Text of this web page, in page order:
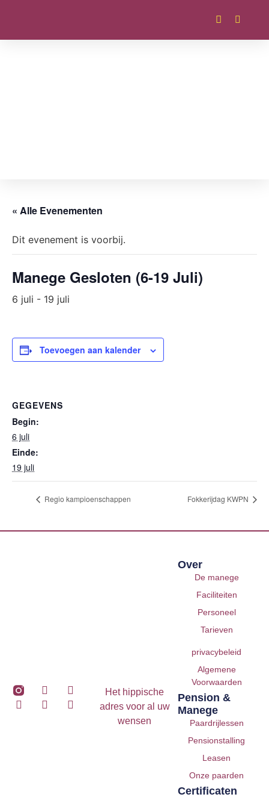
« Alle Evenementen
Dit evenement is voorbij.
Manege Gesloten (6-19 Juli)
6 juli - 19 juli
Toevoegen aan kalender
GEGEVENS
Begin:
6 juli
Einde:
19 juli
Regio kampioenschappen Fokkerijdag KWPN
Over
De manege
Faciliteiten
Personeel
Tarieven
privacybeleid
Algemene
Voorwaarden
Pension &
Manege
Paardrijlessen
Pensionstalling
Leasen
Onze paarden
Certificaten
Het hippische
adres voor al uw
wensen